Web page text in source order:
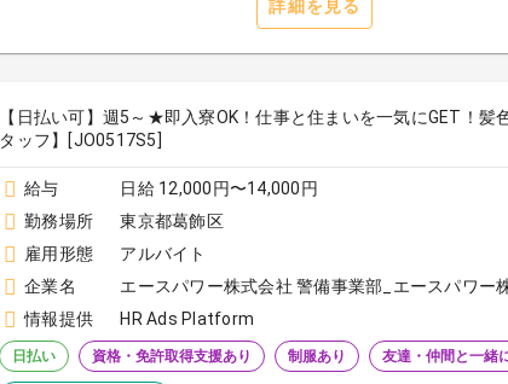
詳細を見る
【日払い可】週5～★即入寮OK！仕事と住まいを一気にGET！
タッフ】[JO0517S5]
給与
日給 12,000円〜14,000円
勤務場所
東京都葛飾区
雇用形態
アルバイト
企業名
エースパワー株式会社 警備事業部_エースパワー
情報提供
HR Ads Platform
日払い 資格・免許取得支援あり 制服あり 友達・仲間と一緒